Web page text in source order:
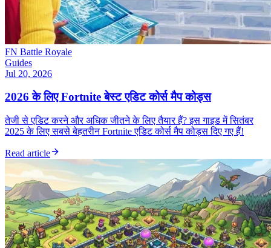
FN Battle Royale
Guides
Jul 20, 2026
2026 के लिए Fortnite बेस्ट एडिट कोर्स मैप कोड्स
तेजी से एडिट करने और अधिक जीतने के लिए तैयार हैं? इस गाइड में सितंबर
2025 के लिए सबसे बेहतरीन Fortnite एडिट कोर्स मैप कोड्स दिए गए हैं!
Read article